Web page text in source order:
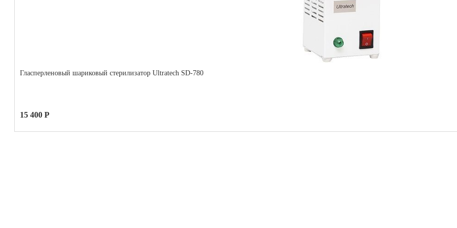
Гласперленовый шариковый стерилизатор Ultratech SD-780
15 400 Р